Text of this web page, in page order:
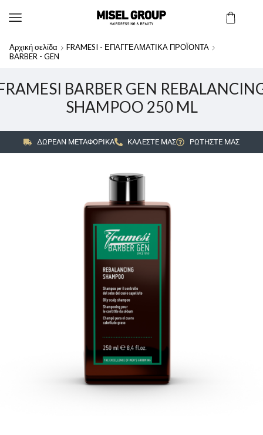
Αρχική σελίδα
FRAMESI - ΕΠΑΓΓΕΛΜΑΤΙΚΑ ΠΡΟΪΟΝΤΑ
BARBER - GEN
BARBER GEN
SHAMPOO 250 ML
ΔΩΡΕΑΝ ΜΕΤΑΦΟΡΙΚΑ ΚΑΛΕΣΤΕ ΜΑΣ ΡΩΤΗΣΤΕ ΜΑΣ